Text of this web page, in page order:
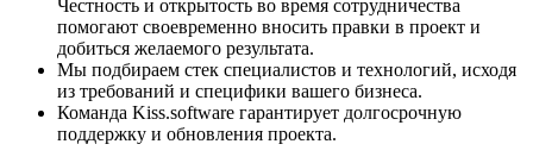
Честность и открытость во время сотрудничества
помогают своевременно вносить правки в проект и
добиться желаемого результата.
Мы подбираем стек специалистов и технологий, исходя
из требований и специфики вашего бизнеса.
Команда Kiss.software гарантирует долгосрочную
поддержку и обновления проекта.